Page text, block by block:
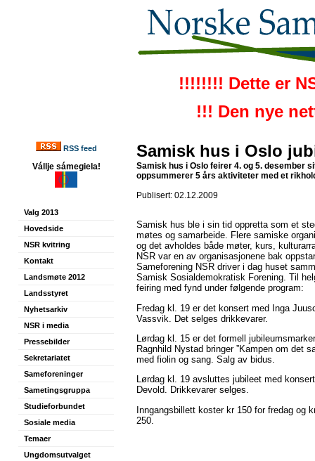
!!!!!!!! Dette er
!!! Den nye
RSS feed
Vállje sámegiela!
Valg 2013
Hovedside
NSR kvitring
Kontakt
Landsmøte 2012
Landsstyret
Nyhetsarkiv
NSR i media
Pressebilder
Sekretariatet
Sameforeninger
Sametingsgruppa
Studieforbundet
Sosiale media
Temaer
Ungdomsutvalget
Samisk hus i Oslo
Samisk hus i Oslo feirer 4. og 5. desember
oppsummerer 5 års aktiviteter med et
Publisert: 02.12.2009
Samisk hus ble i sin tid oppretta som et
møtes og samarbeide. Flere samiske
og det avholdes både møter, kurs,
NSR var en av organisasjonene bak
Sameforening NSR driver i dag huset
Samisk Sosialdemokratisk Forening. Til
feiring med fynd under følgende program:
Fredag kl. 19 er det konsert med Inga
Vassvik. Det selges drikkevarer.
Lørdag kl. 15 er det formell
Ragnhild Nystad bringer ”Kampen om det
med fiolin og sang. Salg av bidus.
Lørdag kl. 19 avsluttes jubileet med
Devold. Drikkevarer selges.
Inngangsbillett koster kr 150 for fredag og
250.